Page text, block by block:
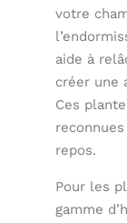
votre
aide à
créer une
Ces
repos.
Pour les
gamme